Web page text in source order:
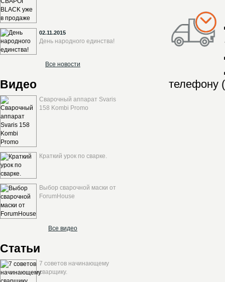
02.11.2015
День народного единства!
Все новости
Видео
Сварочный аппарат Svaris
158 Kombi Promo
Краткий урок по сварке.
Выбор сварочной маски от
ForumHouse
Все видео
Статьи
7 советов начинающему
сварщику.
телефону